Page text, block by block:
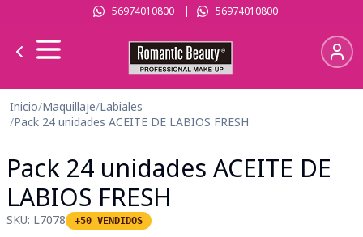
56974010800| 56974010800
Inicio/Maquillaje/Labiales
/Pack 24 unidades ACEITE DE LABIOS FRESH
Pack 24 unidades ACEITE DE
LABIOS FRESH
SKU: L7078 +50 VENDIDOS